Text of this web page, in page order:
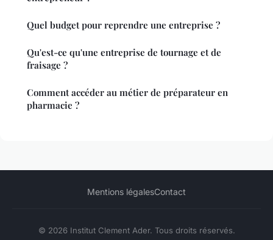
Quel budget pour reprendre une entreprise ?
Qu'est-ce qu'une entreprise de tournage et de
fraisage ?
Comment accéder au métier de préparateur en
pharmacie ?
Mentions légalesContact
© 2026 Institut Clement Ader. Tous droits réservés.